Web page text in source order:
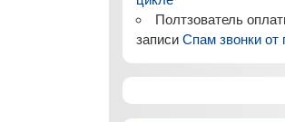
Полтзователь
записиСпам звонки